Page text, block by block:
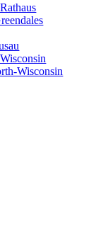
Wisconsin